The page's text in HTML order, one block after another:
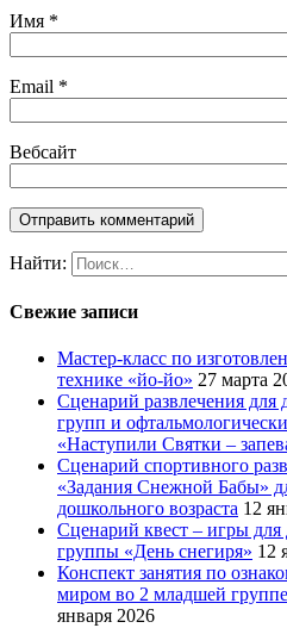
Имя *
Email *
Вебсайт
Найти:
Свежие записи
Мастер-класс по
технике «йо-йо» 27 марта
Сценарий развлечения для
групп и
«Наступили Святки –
Сценарий спортивного
«Задания Снежной Бабы»
дошкольного возраста 12
Сценарий квест – игры для
группы «День снегиря» 12
Конспект занятия по
миром во 2 младшей
января 2026